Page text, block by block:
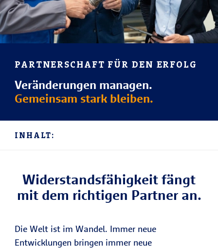
PARTNERSCHAFT FÜR DEN ERFOLG
Veränderungen managen.
Gemeinsam stark bleiben.
INHALT:
Widerstandsfähigkeit fängt
mit dem richtigen Partner an.
Die Welt ist im Wandel. Immer neue
Entwicklungen bringen immer neue